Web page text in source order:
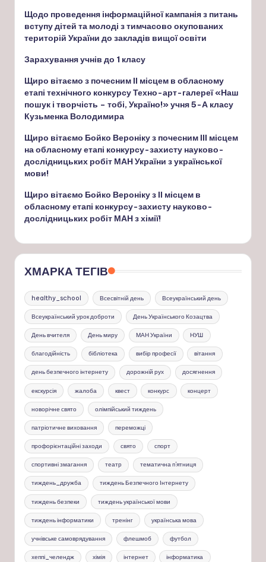
Щодо проведення інформаційної кампанія з питань
вступу дітей та молоді з тимчасово окупованих
територій України до закладів вищої освіти
Зарахування учнів до 1 класу
Щиро вітаємо з почесним ІІ місцем в обласному
етапі технічного конкурсу Техно-арт-галереї «Наш
пошук і творчість – тобі, Україно!» учня 5-А класу
Кузьменка Володимира
Щиро вітаємо Бойко Вероніку з почесним ІІІ місцем
на обласному етапі конкурсу-захисту науково-
дослідницьких робіт МАН України з української
мови!
Щиро вітаємо Бойко Вероніку з ІІ місцем в
обласному етапі конкурсу-захисту науково-
дослідницьких робіт МАН з хімії!
ХМАРКА ТЕГІВ
healthy_school Всесвітній день Всеукраїнський день
Всеукраїнський урок доброти День Українського Козацтва
День вчителя День миру МАН України НУШ
благодійність бібліотека вибір професії вітання
день безпечного інтернету дорожній рух досягнення
екскурсія жалоба квест конкурс концерт
новорічне свято олімпійський тиждень
патріотичне виховання переможці
профорієнтаційні заходи свято спорт
спортивні змагання театр тематична п'ятниця
тиждень_дружба тиждень Безпечного Інтернету
тиждень безпеки тиждень української мови
тиждень інформатики тренінг українська мова
учнівське самоврядування флешмоб футбол
хеппі_челендж хімія інтернет інформатика